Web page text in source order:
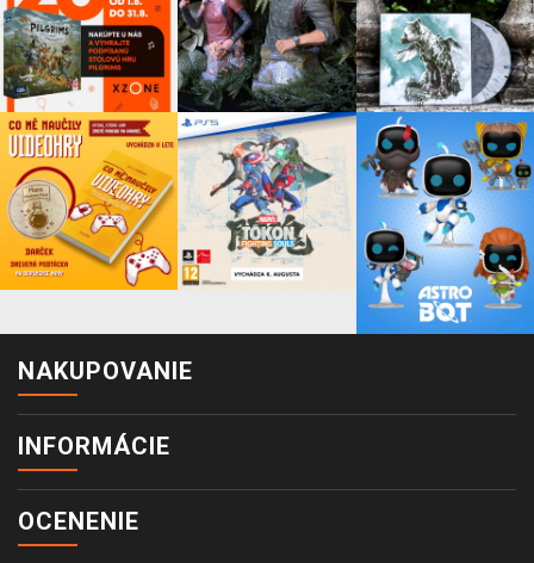
NAKUPOVANIE
INFORMÁCIE
OCENENIE